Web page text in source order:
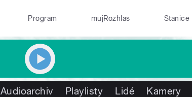
Program mujRozhlas Stanice
Audioarchiv Playlisty Lidé Kamery